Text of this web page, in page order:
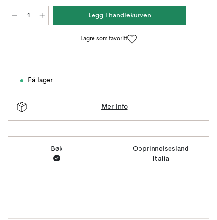
Legg i handlekurven
Lagre som favoritt
På lager
Mer info
Bøk Opprinnelsesland
Italia